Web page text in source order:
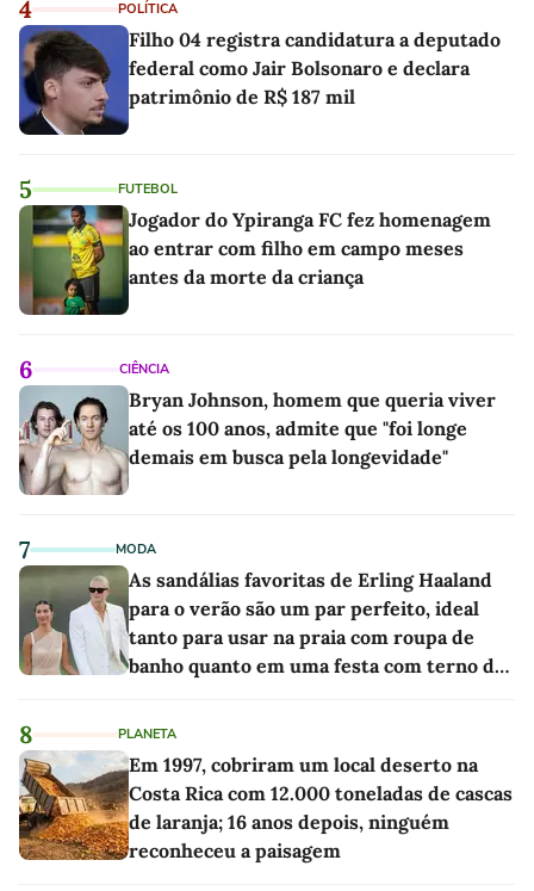
4 POLÍTICA
Filho 04 registra candidatura a deputado
federal como Jair Bolsonaro e declara
patrimônio de R$ 187 mil
5 FUTEBOL
Jogador do Ypiranga FC fez homenagem
ao entrar com filho em campo meses
antes da morte da criança
6 CIÊNCIA
Bryan Johnson, homem que queria viver
até os 100 anos, admite que "foi longe
demais em busca pela longevidade"
7 MODA
As sandálias favoritas de Erling Haaland
para o verão são um par perfeito, ideal
tanto para usar na praia com roupa de
banho quanto em uma festa com terno de
8 PLANETA
Em 1997, cobriram um local deserto na
Costa Rica com 12.000 toneladas de cascas
de laranja; 16 anos depois, ninguém
reconheceu a paisagem